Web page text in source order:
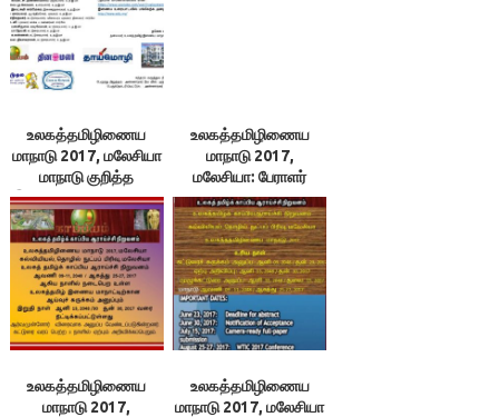
உலகத்தமிழிணைய
மாநாடு 2017, மலேசியா
மாநாடு குறித்த
இணையவழி உரையாடல்
உலகத்தமிழிணைய
மாநாடு 2017,
மலேசியா: பேராளர்
கட்டணமும் புரவலர்
நன்கொடையும்
உலகத்தமிழிணைய
மாநாடு 2017,
உலகத்தமிழிணைய
மாநாடு 2017, மலேசியா